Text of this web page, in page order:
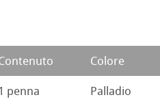
Colore
penna Palladio